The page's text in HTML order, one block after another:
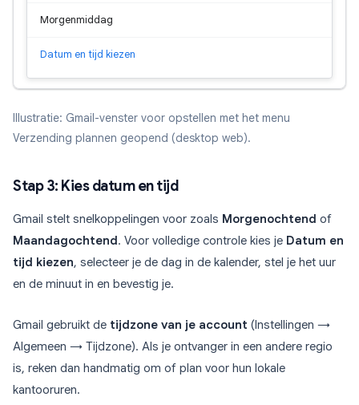
Morgenmiddag
Datum en tijd kiezen
Illustratie: Gmail-venster voor opstellen met het menu
Verzending plannen geopend (desktop web).
Stap 3: Kies datum en tijd
Gmail stelt snelkoppelingen voor zoals Morgenochtend of
Maandagochtend . Voor volledige controle kies je Datum en
tijd kiezen, selecteer je de dag in de kalender, stel je het uur
en de minuut in en bevestig je.
Gmail gebruikt de tijdzone van je account (Instellingen →
Algemeen → Tijdzone). Als je ontvanger in een andere regio
is, reken dan handmatig om of plan voor hun lokale
kantooruren.